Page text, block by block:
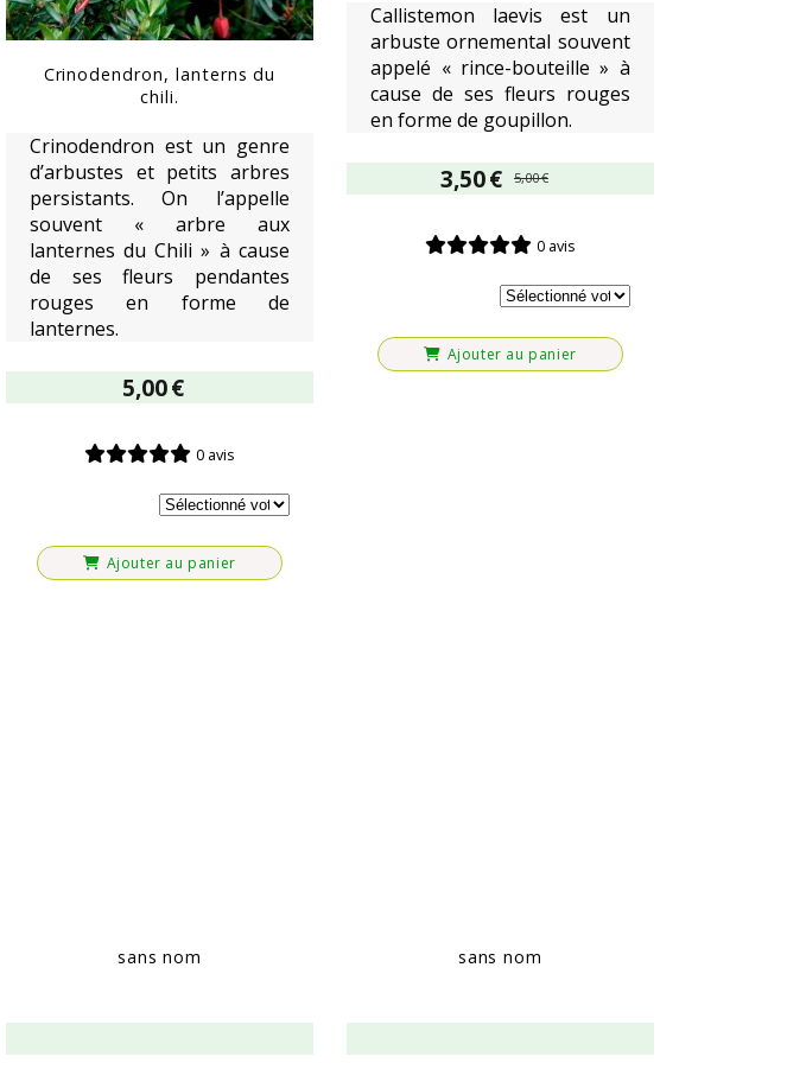
Crinodendron, lanterns du
chili.
Crinodendron est un genre
d’arbustes et petits arbres
persistants. On l’appelle
souvent « arbre aux
lanternes du Chili » à cause
de ses fleurs pendantes
rouges en forme de
lanternes.
5,00€
0 avis
Ajouter au panier
Callistemon laevis est un
arbuste ornemental souvent
appelé « rince-bouteille » à
cause de ses fleurs rouges
en forme de goupillon.
3,50€ 5,00€
0 avis
Ajouter au panier
sans nom sans nom